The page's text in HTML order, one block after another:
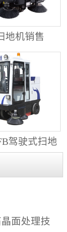
地机销售
驾驶式扫地
面处理技